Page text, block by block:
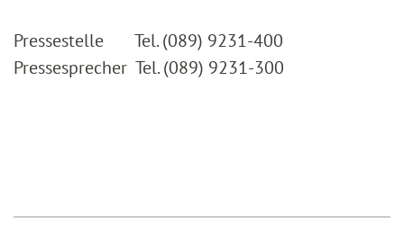
Pressestelle Tel. (089) 9231-400
Pressesprecher Tel. (089) 9231-300